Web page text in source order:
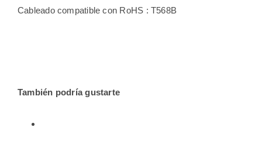
Cableado compatible con RoHS : T568B
También podría gustarte